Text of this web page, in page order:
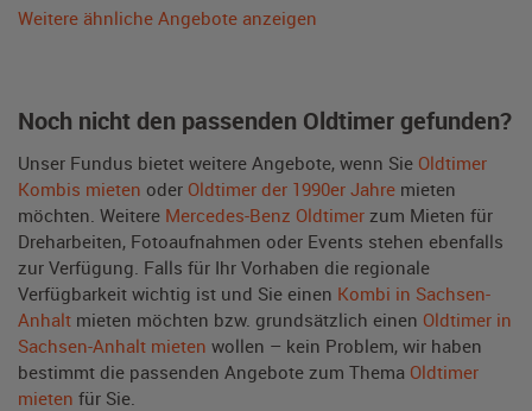
Weitere ähnliche Angebote anzeigen
Noch nicht den passenden Oldtimer gefunden?
Unser Fundus bietet weitere Angebote, wenn Sie Oldtimer
Kombis mieten oder Oldtimer der 1990er Jahre mieten
möchten. Weitere Mercedes-Benz Oldtimer zum Mieten für
Dreharbeiten, Fotoaufnahmen oder Events stehen ebenfalls
zur Verfügung. Falls für Ihr Vorhaben die regionale
Verfügbarkeit wichtig ist und Sie einen Kombi in Sachsen-
Anhalt mieten möchten bzw. grundsätzlich einen Oldtimer in
Sachsen-Anhalt mieten wollen – kein Problem, wir haben
bestimmt die passenden Angebote zum Thema Oldtimer
mieten für Sie.